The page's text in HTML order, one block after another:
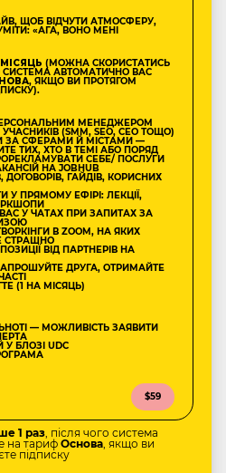
ЩОБ ВІДЧУТИ АТМОСФЕРУ,
«АГА, ВОНО МЕНІ
(МОЖНА СКОРИСТАТИСЬ
СИСТЕМА АВТОМАТИЧНО ВАС
, ЯКЩО ВИ ПРОТЯГОМ
МЕНЕДЖЕРОМ
(SMM, SEO, CEO ТОЩО)
ЗА СФЕРАМИ Й МІСТАМИ —
ТИХ, ХТО В ТЕМІ АБО ПОРЯД
СЕБЕ/ ПОСЛУГИ
НА JOBHUB
ГАЙДІВ, КОРИСНИХ
У ПРЯМОМУ ЕФІРІ: ЛЕКЦІЇ,
У ЧАТАХ ПРИ ЗАПИТАХ ЗА
В ZOOM, НА ЯКИХ
СТРАШНО
ВІД ПАРТНЕРІВ НА
ДРУГА, ОТРИМАЙТЕ
(1 НА МІСЯЦЬ)
— МОЖЛИВІСТЬ ЗАЯВИТИ
БЛОЗІ UDC
$59
1 раз, після чого система
на тариф Основа, якщо ви
підписку